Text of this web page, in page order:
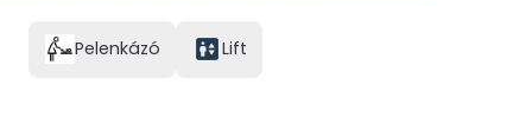
kikapcsolódásra az utazás során.
Pelenkázó Lift